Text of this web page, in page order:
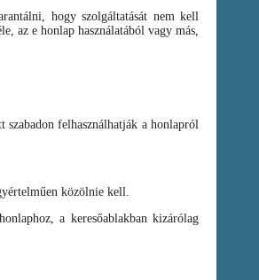
hogy szolgáltatását nem kell
az e honlap használatából vagy más,
felhasználhatják a honlapról
közölnie kell.
a keresőablakban kizárólag